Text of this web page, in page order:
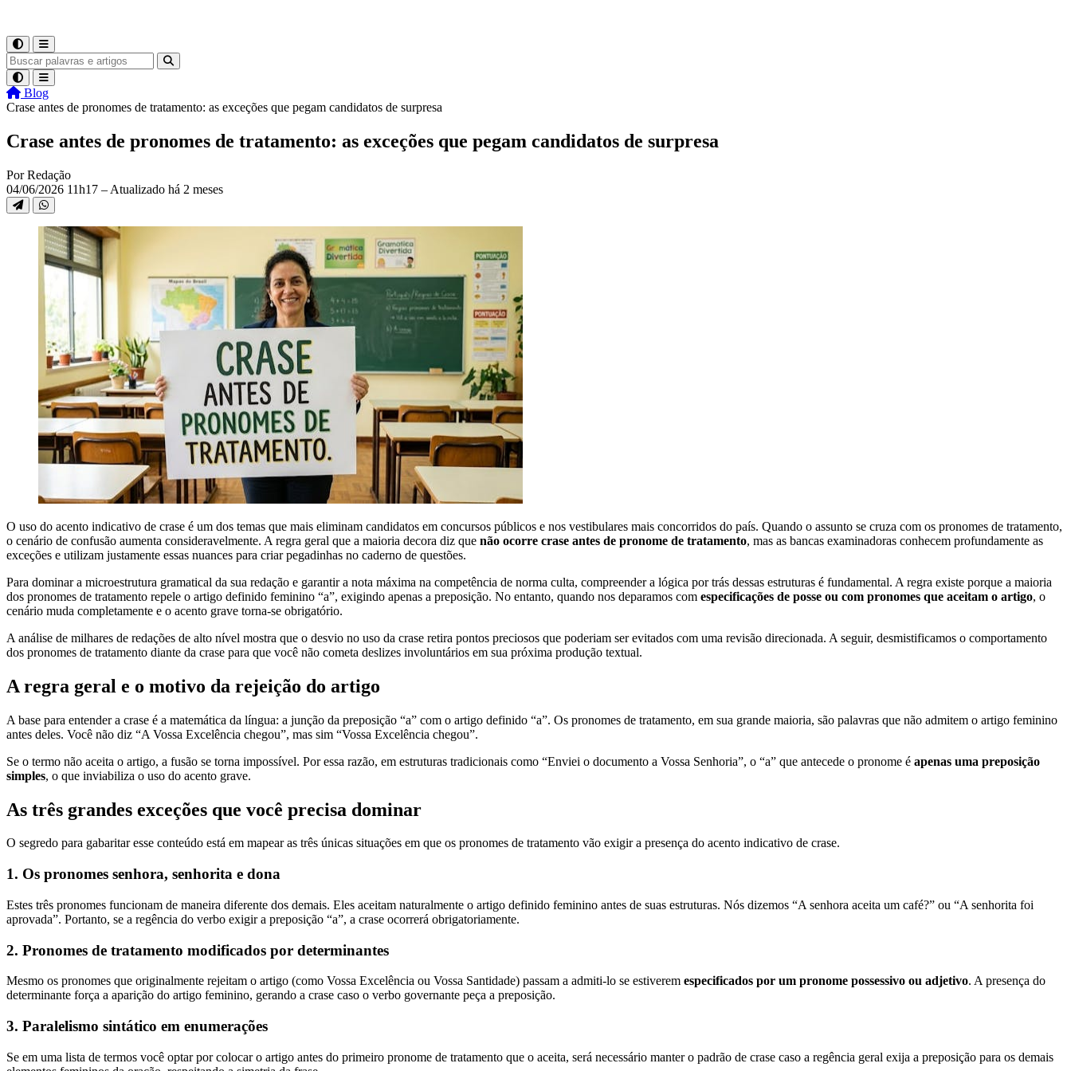
Blog
Crase antes de pronomes de tratamento: as exceções que pegam candidatos de surpresa
Crase antes de pronomes de tratamento: as exceções que pegam candidatos de surpresa
Por Redação
04/06/2026 11h17 – Atualizado há 2 meses
O uso do acento indicativo de crase é um dos temas que mais eliminam candidatos em concursos públicos e nos vestibulares mais concorridos do país. Quando o assunto se cruza com os pronomes de tratamento,
o cenário de confusão aumenta consideravelmente. A regra geral que a maioria decora diz que não ocorre crase antes de pronome de tratamento, mas as bancas examinadoras conhecem profundamente as
exceções e utilizam justamente essas nuances para criar pegadinhas no caderno de questões.
Para dominar a microestrutura gramatical da sua redação e garantir a nota máxima na competência de norma culta, compreender a lógica por trás dessas estruturas é fundamental. A regra existe porque a maioria
dos pronomes de tratamento repele o artigo definido feminino “a”, exigindo apenas a preposição. No entanto, quando nos deparamos com especificações de posse ou com pronomes que aceitam o artigo, o
cenário muda completamente e o acento grave torna-se obrigatório.
A análise de milhares de redações de alto nível mostra que o desvio no uso da crase retira pontos preciosos que poderiam ser evitados com uma revisão direcionada. A seguir, desmistificamos o comportamento
dos pronomes de tratamento diante da crase para que você não cometa deslizes involuntários em sua próxima produção textual.
A regra geral e o motivo da rejeição do artigo
A base para entender a crase é a matemática da língua: a junção da preposição “a” com o artigo definido “a”. Os pronomes de tratamento, em sua grande maioria, são palavras que não admitem o artigo feminino
antes deles. Você não diz “A Vossa Excelência chegou”, mas sim “Vossa Excelência chegou”.
Se o termo não aceita o artigo, a fusão se torna impossível. Por essa razão, em estruturas tradicionais como “Enviei o documento a Vossa Senhoria”, o “a” que antecede o pronome é apenas uma preposição
simples, o que inviabiliza o uso do acento grave.
As três grandes exceções que você precisa dominar
O segredo para gabaritar esse conteúdo está em mapear as três únicas situações em que os pronomes de tratamento vão exigir a presença do acento indicativo de crase.
1. Os pronomes senhora, senhorita e dona
Estes três pronomes funcionam de maneira diferente dos demais. Eles aceitam naturalmente o artigo definido feminino antes de suas estruturas. Nós dizemos “A senhora aceita um café?” ou “A senhorita foi
aprovada”. Portanto, se a regência do verbo exigir a preposição “a”, a crase ocorrerá obrigatoriamente.
2. Pronomes de tratamento modificados por determinantes
Mesmo os pronomes que originalmente rejeitam o artigo (como Vossa Excelência ou Vossa Santidade) passam a admiti-lo se estiverem especificados por um pronome possessivo ou adjetivo. A presença do
determinante força a aparição do artigo feminino, gerando a crase caso o verbo governante peça a preposição.
3. Paralelismo sintático em enumerações
Se em uma lista de termos você optar por colocar o artigo antes do primeiro pronome de tratamento que o aceita, será necessário manter o padrão de crase caso a regência geral exija a preposição para os demais